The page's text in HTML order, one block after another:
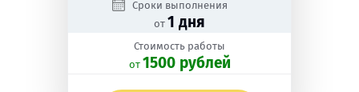
Сроки выполнения
от 1 дня
Стоимость работы
oт 1500 рублей